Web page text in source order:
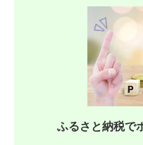
ふるさと納税で